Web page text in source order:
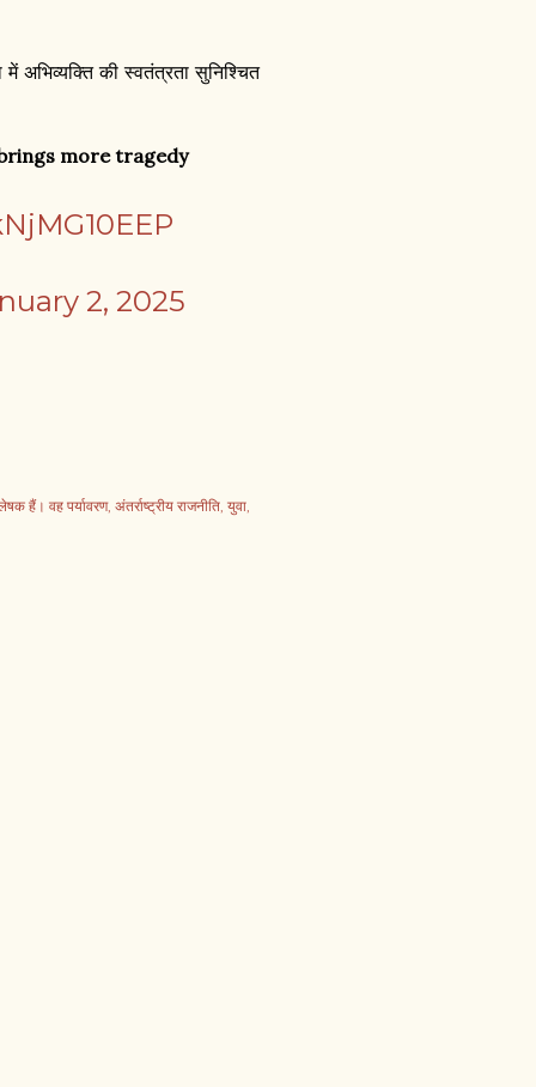
में अभिव्यक्ति की स्वतंत्रता सुनिश्चित
more tragedy
2, 2025
वह पर्यावरण, अंतर्राष्ट्रीय राजनीति, युवा,